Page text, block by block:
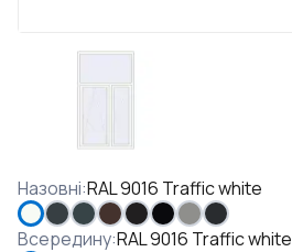
Назовні:RAL 9016 Traffic white
Всередину:RAL 9016 Traffic white